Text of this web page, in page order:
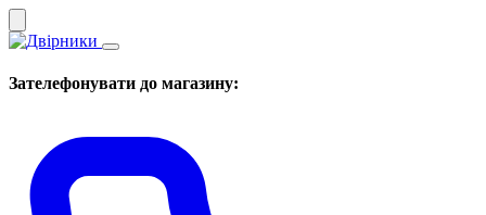
Зателефонувати до магазину: